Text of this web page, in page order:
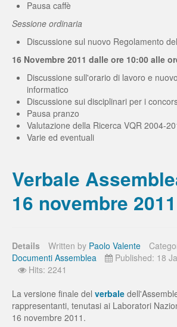
Pausa caffè
Sessione ordinaria
Discussione sul nuovo Regolamento
16 Novembre 2011 dalle ore 10:00 alle
Discussione sull'orario di lavoro e
informatico
Discussione sui disciplinari per i
Pausa pranzo
Valutazione della Ricerca VQR 2004-
Varie ed eventuali
Verbale
16 novembre 2011
Details Written by Paolo Valente
Documenti Assemblea
Published: 18
Hits: 2241
La versione finale del verbale
rappresentanti, tenutasi ai Laboratori
16 novembre 2011.